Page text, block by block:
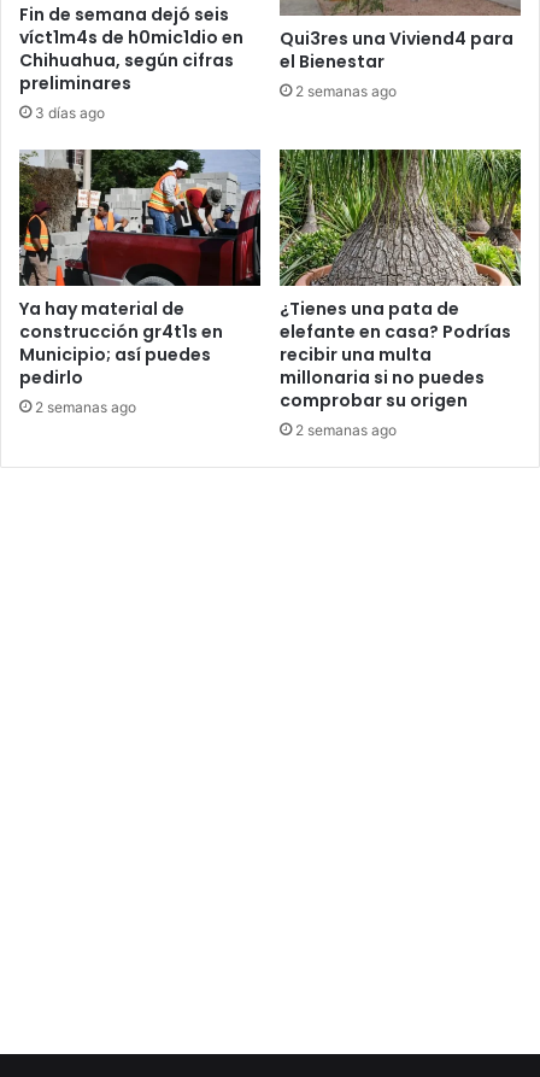
Fin de semana dejó seis
víct1m4s de h0mic1dio en
Chihuahua, según cifras
preliminares
3 días ago
Qui3res una Viviend4 para
el Bienestar
2 semanas ago
Ya hay material de
construcción gr4t1s en
Municipio; así puedes
pedirlo
2 semanas ago
¿Tienes una pata de
elefante en casa? Podrías
recibir una multa
millonaria si no puedes
comprobar su origen
2 semanas ago